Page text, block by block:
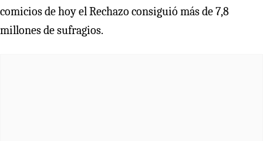
comicios de hoy el Rechazo consiguió más de 7,8
millones de sufragios.